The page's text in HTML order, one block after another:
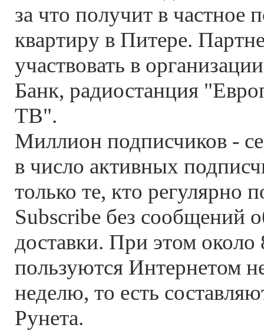
за что получит в частное
квартиру в Питере.
участвовать в
Банк, радиостанция
ТВ".
Миллион подписчиков -
в число активных
только те, кто регулярно
Subscribe без сообщений
доставки. При этом
пользуются Интернетом
неделю, то есть
Рунета.